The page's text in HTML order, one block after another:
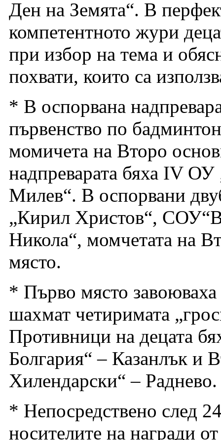
Ден на Земята“. В
компетентното жури
при избор на тема и
похвати, които са
* В оспорвана
първенство по
момичета на Второ
надпреварата бяха IV
Милев“. В оспорвани
„Кирил Христов“,
Никола“, момчетата на
място.
* Първо място завоюваха
шахмат четиримата
Противници на децата
Болгария“ – Казанлък и
Хилендарски“ – Раднево.
* Непосредствено след
носителите на награди